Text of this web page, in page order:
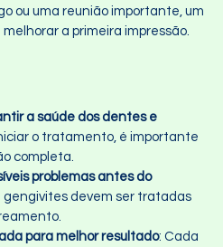
ou uma reunião importante, um
a primeira impressão.
a saúde dos dentes e
o tratamento, é importante
completa.
problemas antes do
gengivites devem ser tratadas
para melhor resultado: Cada